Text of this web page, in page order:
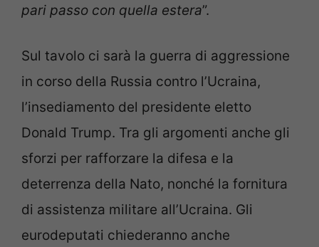
pari passo con quella estera”.
Sul tavolo ci sarà la guerra di aggressione
in corso della Russia contro l’Ucraina,
l’insediamento del presidente eletto
Donald Trump. Tra gli argomenti anche gli
sforzi per rafforzare la difesa e la
deterrenza della Nato, nonché la fornitura
di assistenza militare all’Ucraina. Gli
eurodeputati chiederanno anche